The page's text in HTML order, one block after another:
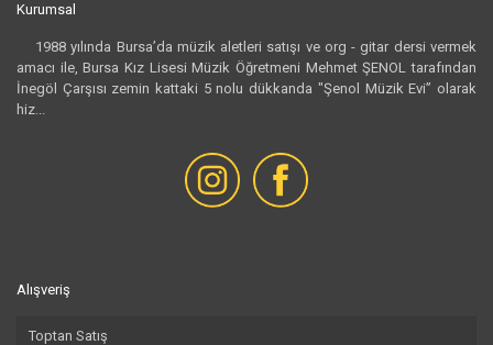
Kurumsal
1988 yılında Bursa’da müzik aletleri satışı ve org - gitar dersi vermek
amacı ile, Bursa Kız Lisesi Müzik Öğretmeni Mehmet ŞENOL tarafından
İnegöl Çarşısı zemin kattaki 5 nolu dükkanda "Şenol Müzik Evi” olarak
hiz...
Alışveriş
Toptan Satış